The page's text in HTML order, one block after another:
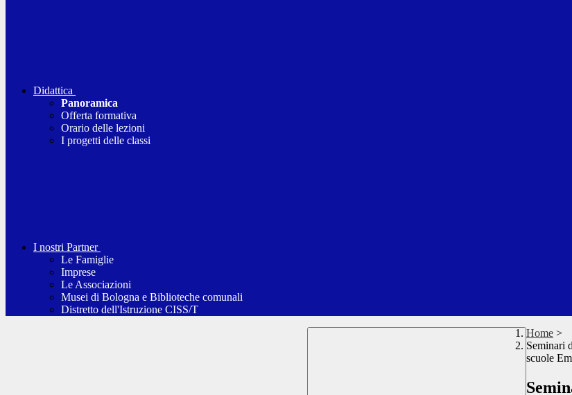
Didattica
Panoramica
Offerta formativa
Orario delle lezioni
I progetti delle classi
I nostri Partner
Le Famiglie
Imprese
Le Associazioni
Musei di Bologna e Biblioteche comunali
Distretto dell'Istruzione CISS/T
Home >
Seminari
scuole